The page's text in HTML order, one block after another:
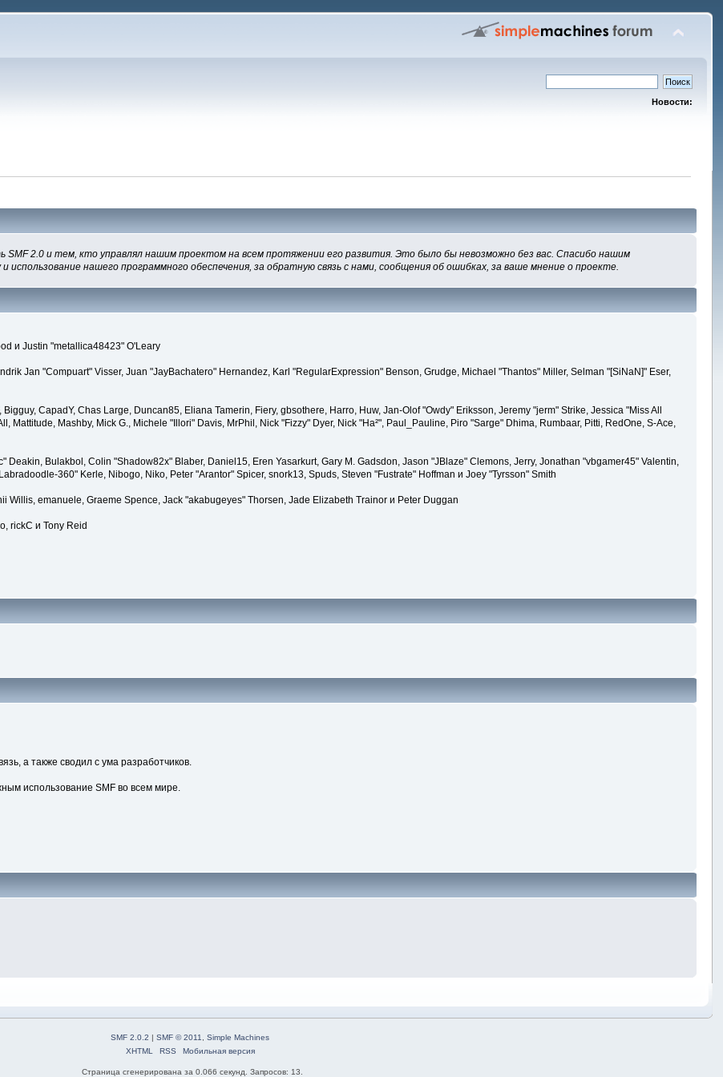
Новости:
SMF 2.0 и тем, кто управлял нашим проектом на всем протяжении его развития. Это было бы невозможно без вас. Спасибо нашим
использование нашего программного обеспечения, за обратную связь с нами, сообщения об ошибках, за ваше мнение о проекте.
и Justin "metallica48423" O'Leary
Jan "Compuart" Visser, Juan "JayBachatero" Hernandez, Karl "RegularExpression" Benson, Grudge, Michael "Thantos" Miller, Selman "[SiNaN]" Eser,
CapadY, Chas Large, Duncan85, Eliana Tamerin, Fiery, gbsothere, Harro, Huw, Jan-Olof "Owdy" Eriksson, Jeremy "jerm" Strike, Jessica "Miss All
Mattitude, Mashby, Mick G., Michele "Illori" Davis, MrPhil, Nick "Fizzy" Dyer, Nick "Ha²", Paul_Pauline, Piro "Sarge" Dhima, Rumbaar, Pitti, RedOne, S-Ace,
Bulakbol, Colin "Shadow82x" Blaber, Daniel15, Eren Yasarkurt, Gary M. Gadsdon, Jason "JBlaze" Clemons, Jerry, Jonathan "vbgamer45" Valentin,
360" Kerle, Nibogo, Niko, Peter "Arantor" Spicer, snork13, Spuds, Steven "Fustrate" Hoffman и Joey "Tyrsson" Smith
emanuele, Graeme Spence, Jack "akabugeyes" Thorsen, Jade Elizabeth Trainor и Peter Duggan
rickC и Tony Reid
а также сводил с ума разработчиков.
использование SMF во всем мире.
SMF 2.0.2 |SMF © 2011 ,Simple Machines
XHTML
RSS Мобильная версия
Страница сгенерирована за 0.066 секунд. Запросов: 13.